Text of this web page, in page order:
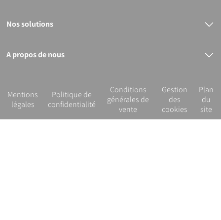
Nos solutions
Bout à bout
A propos de nous
Notre démarche RSE
Mentions
légales
Politique de
confidentialité
Conditions
générales de
vente
Gestion
des
cookies
Plan
du
site